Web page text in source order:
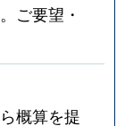
ご要望・
概算を提